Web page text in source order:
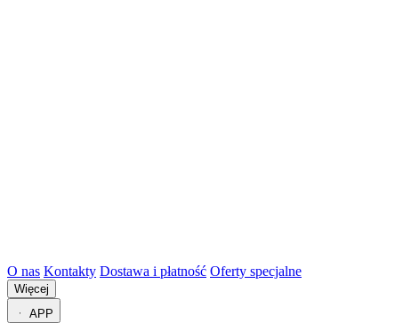
O nas Kontakty Dostawa i płatność Oferty specjalne
Więcej
APP